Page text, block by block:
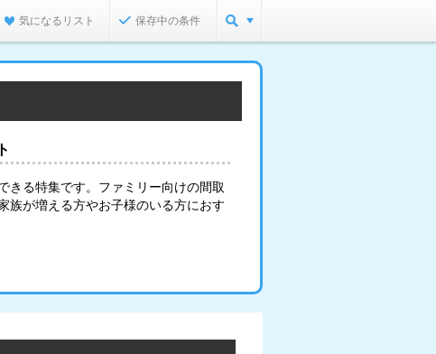
気になるリスト 保存中の条件
きる特集です。ファミリー向けの間取
族が増える方やお子様のいる方におす